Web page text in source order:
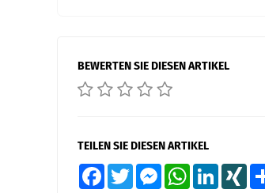
BEWERTEN SIE DIESEN ARTIKEL
TEILEN SIE DIESEN ARTIKEL
FacebookTwitter MessengerWhatsAppLinkedInXING